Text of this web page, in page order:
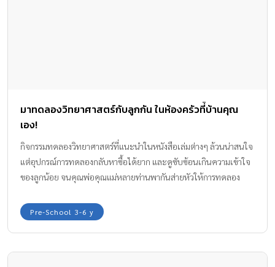
มาทดลองวิทยาศาสตร์กับลูกกัน ในห้องครัวที่้บ้านคุณ
เอง!
กิจกรรมทดลองวิทยาศาสตร์ที่แนะนำในหนังสือเล่มต่างๆ ล้วนน่าสนใจ
แต่อุปกรณ์การทดลองกลับหาซื้อได้ยาก และดูซับซ้อนเกินความเข้าใจ
ของลูกน้อย จนคุณพ่อคุณแม่หลายท่านพากันส่ายหัวให้การทดลอง
สามารถแปลงเป็นห้องแล็บทดลองวิทยาศาสตร์ง่ายๆ สำหรับลูกน้อยได้
เช่นกัน เพราะการทำอาหารซึ่งต้องใช้ทักษะในการผสมวัตถุดิบต่างๆ
เปลี่ยนแปลงไป ไม่ต่างจากการทดลองทางวิทยาศาสตร์เลยสักนิด วันนี้
Pre-School 3-6 y